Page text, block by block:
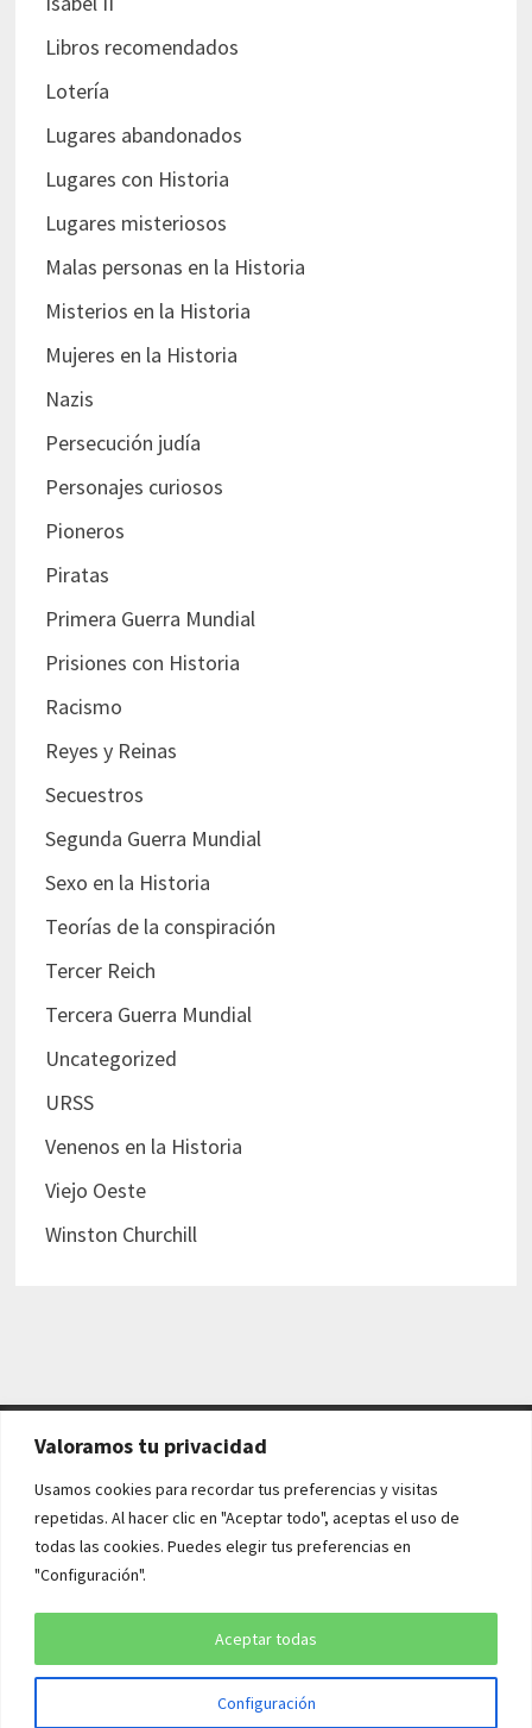
Valoramos tu privacidad
Usamos cookies para recordar tus preferencias y visitas
repetidas. Al hacer clic en "Aceptar todo", aceptas el uso de
todas las cookies. Puedes elegir tus preferencias en
"Configuración".
Configuración
Aceptar todas
Libros recomendados
Lotería
Lugares abandonados
Lugares con Historia
Lugares misteriosos
Malas personas en la Historia
Misterios en la Historia
Mujeres en la Historia
Nazis
Persecución judía
Personajes curiosos
Pioneros
Piratas
Primera Guerra Mundial
Prisiones con Historia
Racismo
Reyes y Reinas
Secuestros
Segunda Guerra Mundial
Sexo en la Historia
Teorías de la conspiración
Tercer Reich
Tercera Guerra Mundial
Uncategorized
URSS
Venenos en la Historia
Viejo Oeste
Winston Churchill
AVISO LEGAL Y POLÍTICAS
Aviso legal
Política de cookies